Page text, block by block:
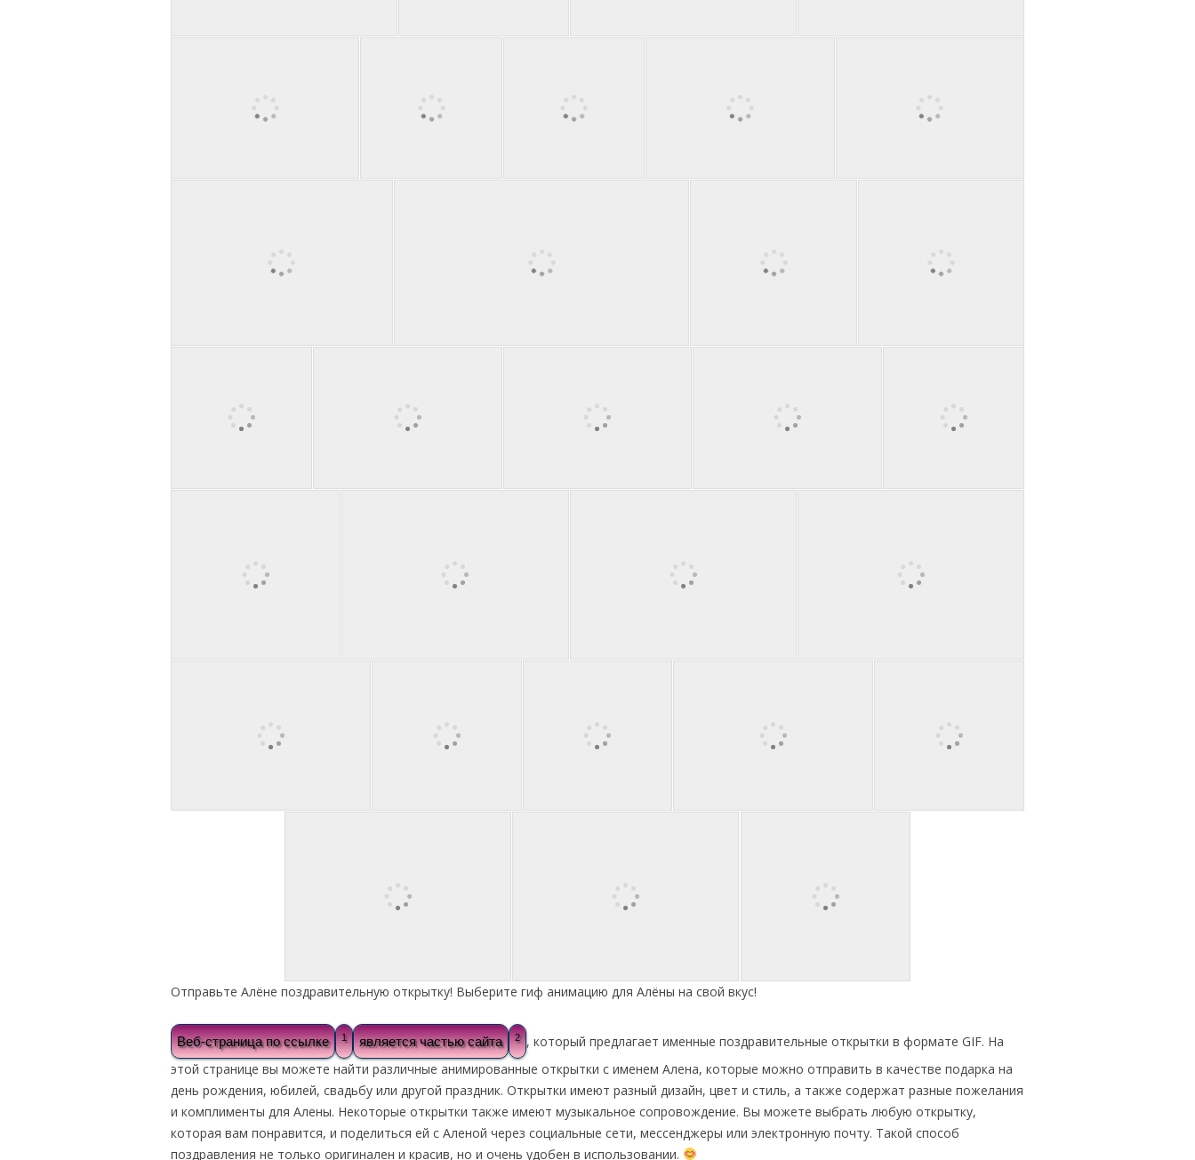
Отправьте Алёне поздравительную открытку! Выберите гиф анимацию для Алёны на свой вкус!
Веб-страница по ссылке 1 является частью сайта 2
, который предлагает именные поздравительные открытки в формате GIF. На
этой странице вы можете найти различные анимированные открытки с именем Алена, которые можно отправить в качестве подарка на
день рождения, юбилей, свадьбу или другой праздник. Открытки имеют разный дизайн, цвет и стиль, а также содержат разные пожелания
и комплименты для Алены. Некоторые открытки также имеют музыкальное сопровождение. Вы можете выбрать любую открытку,
которая вам понравится, и поделиться ей с Аленой через социальные сети, мессенджеры или электронную почту. Такой способ
поздравления не только оригинален и красив, но и очень удобен в использовании.